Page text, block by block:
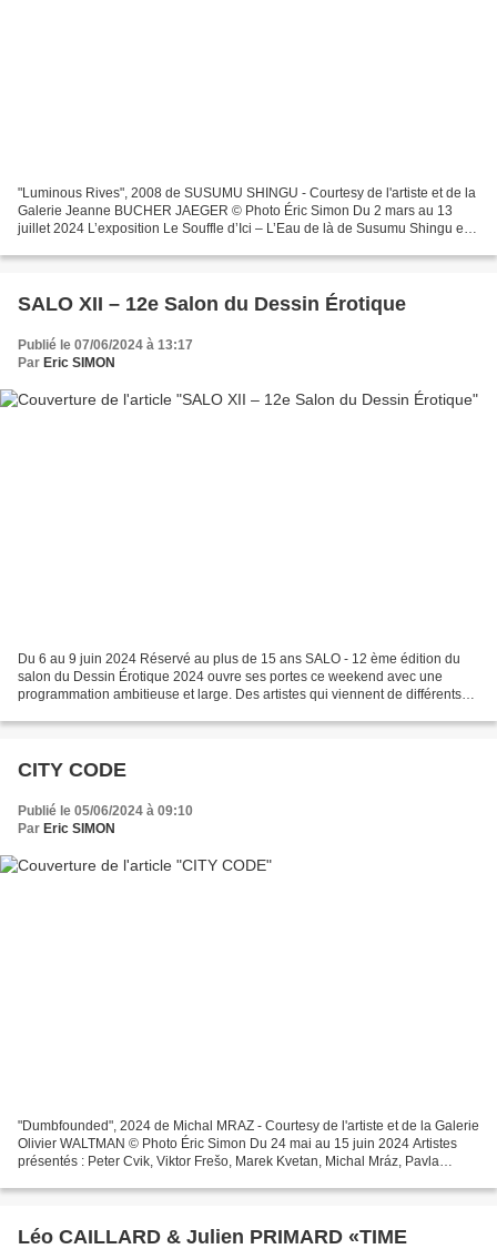
"Luminous Rives", 2008 de SUSUMU SHINGU - Courtesy de l'artiste et de la
Galerie Jeanne BUCHER JAEGER © Photo Éric Simon Du 2 mars au 13
juillet 2024 L’exposition Le Souffle d’Ici – L’Eau de là de Susumu Shingu est
SALO XII – 12e Salon du Dessin Érotique
Publié le 07/06/2024 à 13:17
Par Eric SIMON
Du 6 au 9 juin 2024 Réservé au plus de 15 ans SALO - 12 ème édition du
salon du Dessin Érotique 2024 ouvre ses portes ce weekend avec une
programmation ambitieuse et large. Des artistes qui viennent de différents
CITY CODE
Publié le 05/06/2024 à 09:10
Par Eric SIMON
"Dumbfounded", 2024 de Michal MRAZ - Courtesy de l'artiste et de la Galerie
Olivier WALTMAN © Photo Éric Simon Du 24 mai au 15 juin 2024 Artistes
présentés : Peter Cvik, Viktor Frešo, Marek Kvetan, Michal Mráz, Pavla
Léo CAILLARD & Julien PRIMARD «TIME